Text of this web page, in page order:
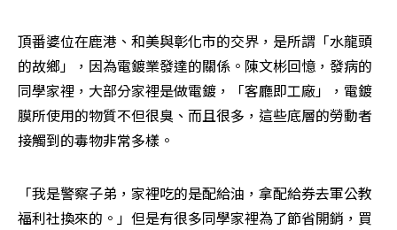
頂番婆位在鹿港、和美與彰化市的交界，是所謂「水龍頭
的故鄉」，因為電鍍業發達的關係。陳文彬回憶，發病的
同學家裡，大部分家裡是做電鍍，「客廳即工廠」，電鍍
膜所使用的物質不但很臭、而且很多，這些底層的勞動者
接觸到的毒物非常多樣。
「我是警察子弟，家裡吃的是配給油，拿配給券去軍公教
福利社換來的。」但是有很多同學家裡為了節省開銷，買